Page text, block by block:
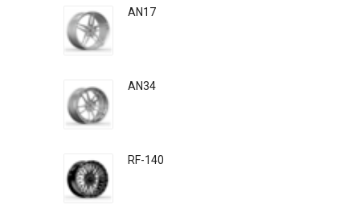
AN17
AN34
RF-140